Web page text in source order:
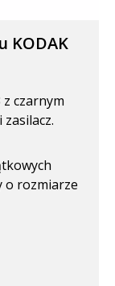
KODAK
z czarnym
o rozmiarze